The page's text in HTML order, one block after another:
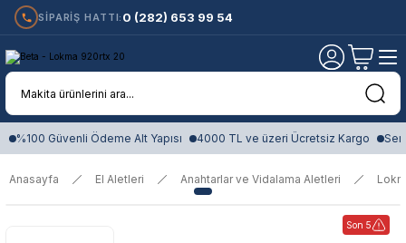
SİPARİŞ HATTI: 0 (282) 653 99 54
%100 Güvenli Ödeme Alt Yapısı 4000 TL ve üzeri Ücretsiz Kargo
Anasayfa El Aletleri Anahtarlar ve Vidalama Aletleri
Son 5